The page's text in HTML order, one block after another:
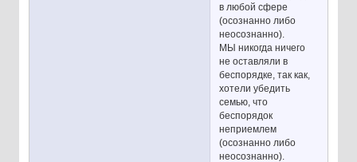
в любой сфере
(осознанно либо
неосознанно).
МЫ никогда ничего
не оставляли в
беспорядке, так как,
хотели убедить
семью, что
беспорядок
неприемлем
(осознанно либо
неосознанно).